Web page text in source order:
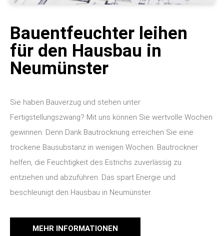
Bauentfeuchter leihen
für den Hausbau in
Neumünster
Sie haben Bauverzug und stehen unter
Fertigstellungszwang? Mit uns können Sie wertvolle Wochen
gewinnen. Denn Dank Bautrocknung erreichen Sie eine
trockene Bausubstanz in wenigen Wochen. Bautrockner
helfen, die Feuchtigkeit des Estrichs zuverlässig zu
entziehen und abzuführen. Das spart Energie und
beschleunigt den Hausbau in Neumünster.
MEHR INFORMATIONEN